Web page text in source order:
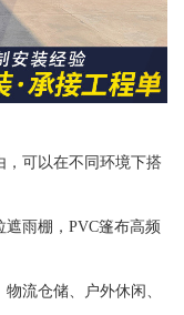
，可以在不同环境下搭
雨棚，PVC篷布高频
流仓储、户外休闲、